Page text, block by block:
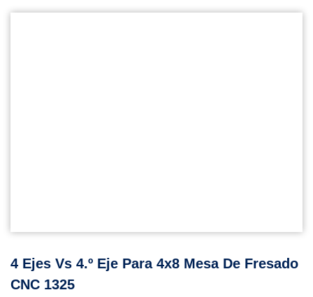
4 Ejes Vs 4.º Eje Para 4x8 Mesa De Fresado
CNC 1325